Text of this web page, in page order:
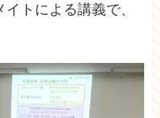
トによる講義で、